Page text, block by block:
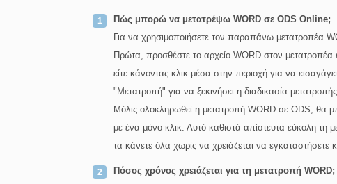
Πώς μπορώ να μετατρέψω WORD σε ODS Online;
Για να χρησιμοποιήσετε τον παραπάνω μετατροπέα
Πρώτα, προσθέστε το αρχείο WORD στον μετατροπέα
είτε κάνοντας κλικ μέσα στην περιοχή για να
"Μετατροπή" για να ξεκινήσει η διαδικασία
Μόλις ολοκληρωθεί η μετατροπή WORD σε ODS, θα
με ένα μόνο κλικ. Αυτό καθιστά απίστευτα εύκολη
τα κάνετε όλα χωρίς να χρειάζεται να
Πόσος χρόνος χρειάζεται για τη μετατροπή WORD;